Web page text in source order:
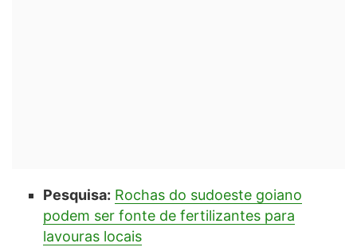
Pesquisa: Rochas do sudoeste goiano
podem ser fonte de fertilizantes para
lavouras locais